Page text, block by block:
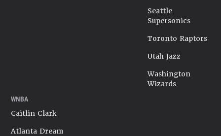
Seattle
Supersonics
Toronto Raptors
Utah Jazz
Washington
Wizards
WNBA
Caitlin Clark
Atlanta Dream